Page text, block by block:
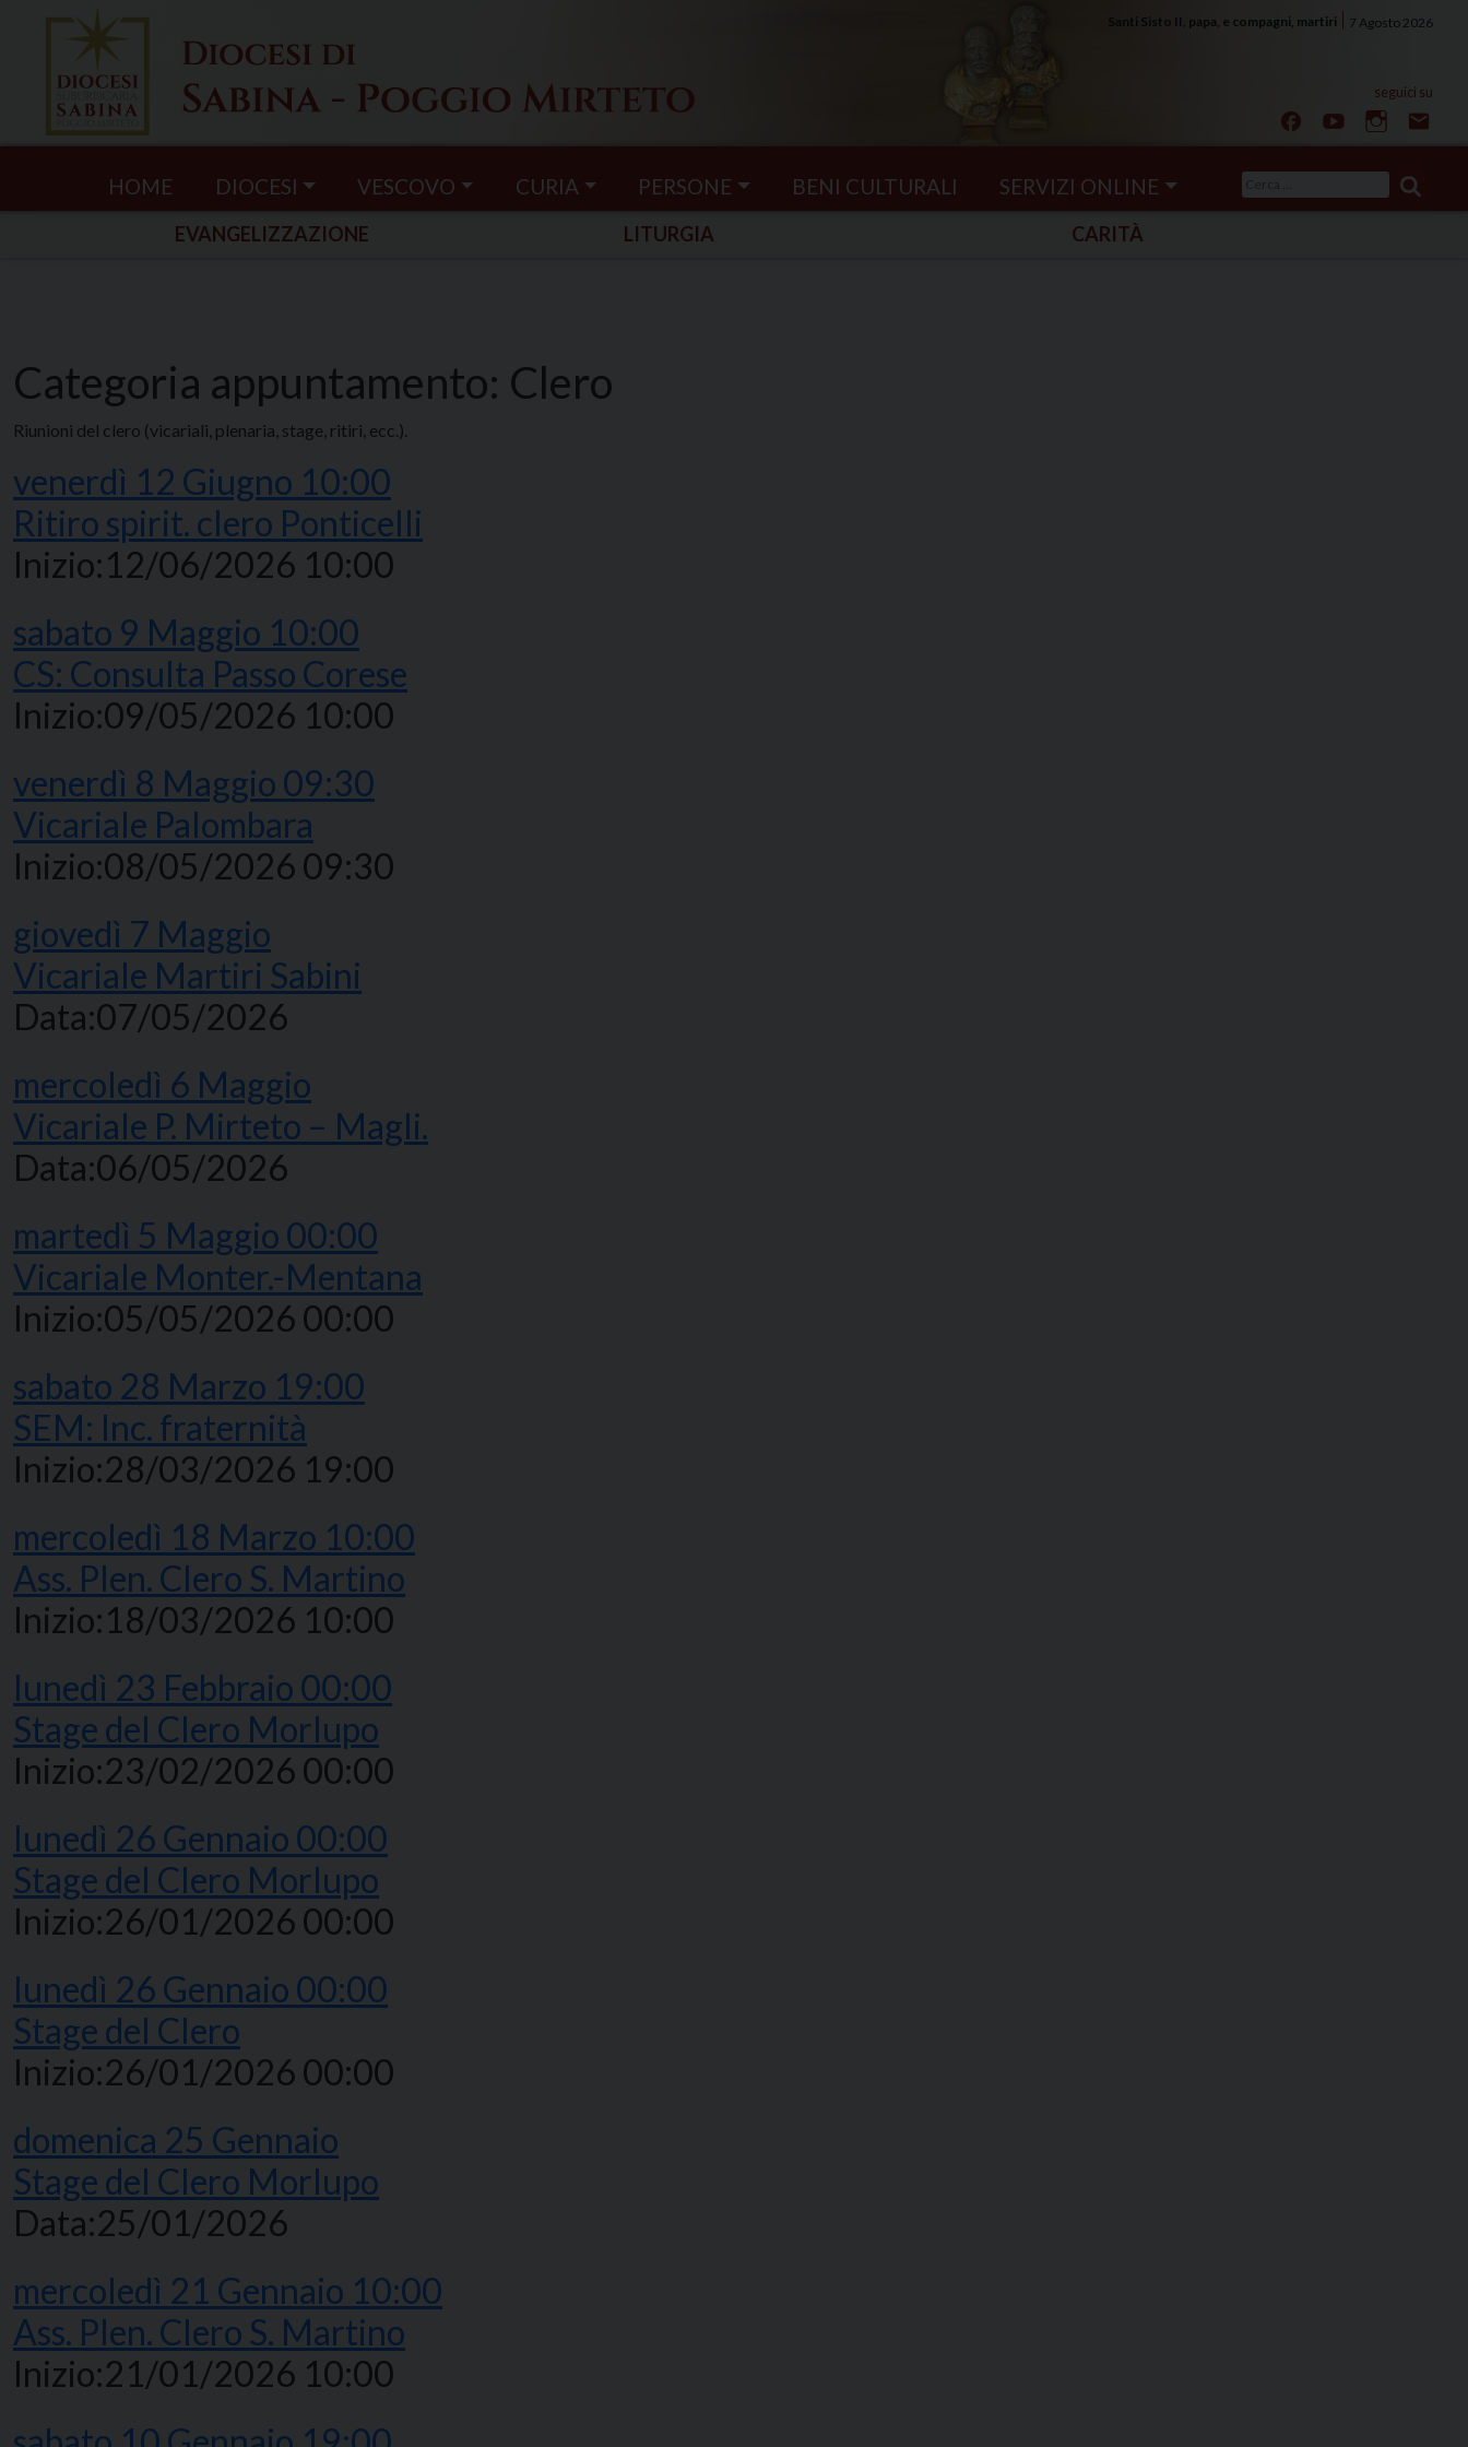
7 Agosto 2026
Santi Sisto II, papa, e compagni, martiri
HOME DIOCESI VESCOVO CURIA PERSONE BENI CULTURALI SERVIZI ONLINE
per:
EVANGELIZZAZIONE LITURGIA CARITÀ
Categoria appuntamento: Clero
Riunioni del clero (vicariali, plenaria, stage, ritiri, ecc.).
venerdì 12 Giugno 10:00
Ritiro spirit. clero Ponticelli
Inizio:12/06/2026 10:00
sabato 9 Maggio 10:00
CS: Consulta Passo Corese
Inizio:09/05/2026 10:00
venerdì 8 Maggio 09:30
Vicariale Palombara
Inizio:08/05/2026 09:30
giovedì 7 Maggio
Vicariale Martiri Sabini
Data:07/05/2026
mercoledì 6 Maggio
Vicariale P. Mirteto – Magli.
Data:06/05/2026
martedì 5 Maggio 00:00
Vicariale Monter.-Mentana
Inizio:05/05/2026 00:00
sabato 28 Marzo 19:00
SEM: Inc. fraternità
Inizio:28/03/2026 19:00
mercoledì 18 Marzo 10:00
Ass. Plen. Clero S. Martino
Inizio:18/03/2026 10:00
lunedì 23 Febbraio 00:00
Stage del Clero Morlupo
Inizio:23/02/2026 00:00
lunedì 26 Gennaio 00:00
Stage del Clero Morlupo
Inizio:26/01/2026 00:00
lunedì 26 Gennaio 00:00
Stage del Clero
Inizio:26/01/2026 00:00
domenica 25 Gennaio
Stage del Clero Morlupo
Data:25/01/2026
mercoledì 21 Gennaio 10:00
Ass. Plen. Clero S. Martino
Inizio:21/01/2026 10:00